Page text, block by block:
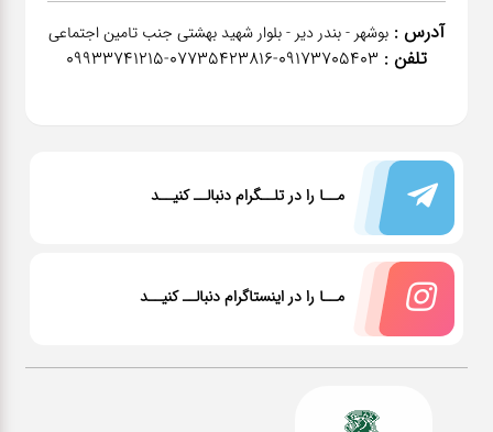
آدرس : بوشهر - بندر دیر - بلوار شهید بهشتی جنب تامین اجتماعی
تلفن : ٠٩١٧٣٧٠٥٤٠٣-07735423816-09933741215
مــا را در تلــگرام دنبالــ کنیــد
مــا را در اینستاگرام دنبالــ کنیــد